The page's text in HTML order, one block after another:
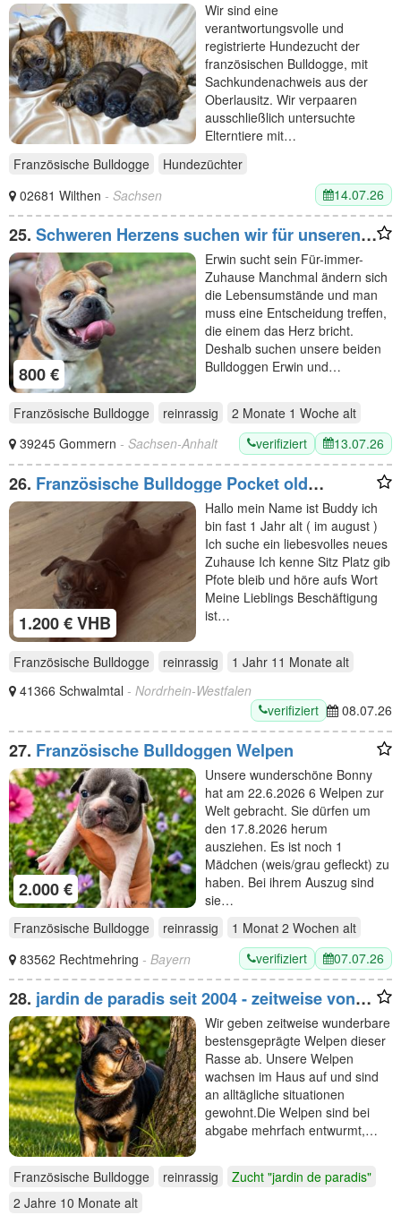
Wir sind eine
verantwortungsvolle und
registrierte Hundezucht der
französischen Bulldogge, mit
Sachkundenachweis aus der
Oberlausitz. Wir verpaaren
ausschließlich untersuchte
Elterntiere mit…
Französische Bulldogge
Hundezüchter
02681 Wilthen - Sachsen 14.07.26
25. Schweren Herzens suchen wir für unseren
Hund ein Für immer Zuhause❤️
800 €
Erwin sucht sein Für-immer-
Zuhause Manchmal ändern sich
die Lebensumstände und man
muss eine Entscheidung treffen,
die einem das Herz bricht.
Deshalb suchen unsere beiden
Bulldoggen Erwin und…
Französische Bulldogge reinrassig 2 Monate 1 Woche alt
39245 Gommern - Sachsen-Anhalt verifiziert 13.07.26
26. Französische Bulldogge Pocket old
englisch Bulldogge
1.200 € VHB
Hallo mein Name ist Buddy ich
bin fast 1 Jahr alt ( im august )
Ich suche ein liebesvolles neues
Zuhause Ich kenne Sitz Platz gib
Pfote bleib und höre aufs Wort
Meine Lieblings Beschäftigung
ist…
Französische Bulldogge reinrassig 1 Jahr 11 Monate alt
41366 Schwalmtal - Nordrhein-Westfalen
verifiziert
08.07.26
27. Französische Bulldoggen Welpen
2.000 €
Unsere wunderschöne Bonny
hat am 22.6.2026 6 Welpen zur
Welt gebracht. Sie dürfen um
den 17.8.2026 herum
ausziehen. Es ist noch 1
Mädchen (weis/grau gefleckt) zu
haben. Bei ihrem Auszug sind
sie…
Französische Bulldogge
reinrassig 1 Monat 2 Wochen alt
83562 Rechtmehring - Bayern verifiziert 07.07.26
28. jardin de paradis seit 2004 - zeitweise von
komplett untersuchten ElternteilenWir geben zeitweise wunderbare
bestensgeprägte Welpen dieser
Rasse ab. Unsere Welpen
wachsen im Haus auf und sind
an alltägliche situationen
gewohnt.Die Welpen sind bei
abgabe mehrfach entwurmt,…
Französische Bulldogge reinrassig
Zucht "jardin de paradis"
2 Jahre 10 Monate alt